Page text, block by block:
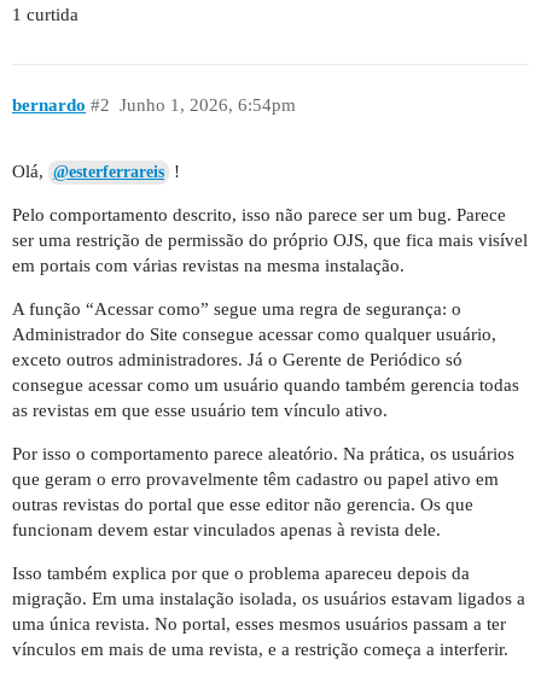
1 curtida
bernardo Junho 1, 2026, 6:54pm
#2
Olá, @esterferrareis !
Pelo comportamento descrito, isso não parece ser um bug. Parece
ser uma restrição de permissão do próprio OJS, que fica mais visível
em portais com várias revistas na mesma instalação.
A função “Acessar como” segue uma regra de segurança: o
Administrador do Site consegue acessar como qualquer usuário,
exceto outros administradores. Já o Gerente de Periódico só
consegue acessar como um usuário quando também gerencia todas
as revistas em que esse usuário tem vínculo ativo.
Por isso o comportamento parece aleatório. Na prática, os usuários
que geram o erro provavelmente têm cadastro ou papel ativo em
outras revistas do portal que esse editor não gerencia. Os que
funcionam devem estar vinculados apenas à revista dele.
Isso também explica por que o problema apareceu depois da
migração. Em uma instalação isolada, os usuários estavam ligados a
uma única revista. No portal, esses mesmos usuários passam a ter
vínculos em mais de uma revista, e a restrição começa a interferir.